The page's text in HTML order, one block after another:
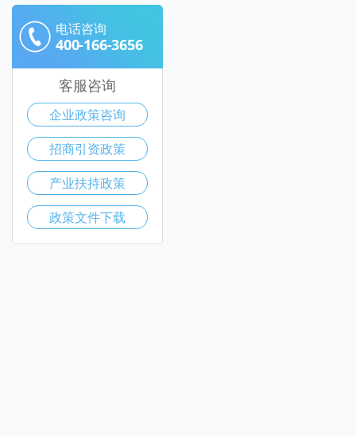
电话咨询
400-166-3656
客服咨询
企业政策咨询
招商引资政策
产业扶持政策
政策文件下载